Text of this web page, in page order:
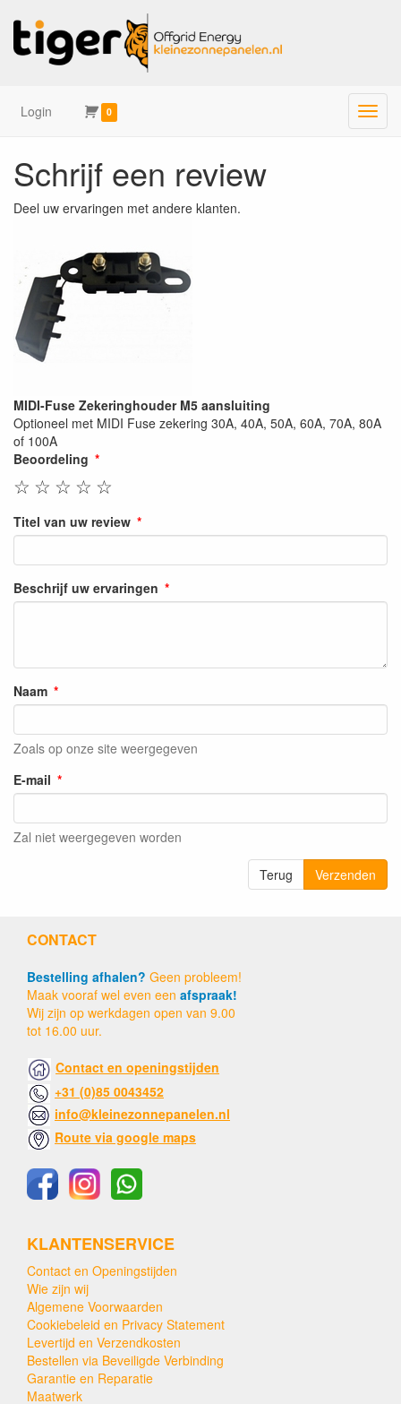
Login 0 Menu
Schrijf een review
Deel uw ervaringen met andere klanten.
MIDI-Fuse Zekeringhouder M5 aansluiting
Optioneel met MIDI Fuse zekering 30A, 40A, 50A, 60A, 70A, 80A
of 100A
Beoordeling
☆
☆
☆
☆
☆
Titel van uw review
Beschrijf uw ervaringen
Naam
Zoals op onze site weergegeven
E-mail
Zal niet weergegeven worden
Terug Verzenden
CONTACT
Bestelling afhalen? Geen probleem!
Maak vooraf wel even een afspraak!
Wij zijn op werkdagen open van 9.00
tot 16.00 uur.
Contact en openingstijden
+31 (0)85 0043452
info@kleinezonnepanelen.nl
Route via google maps
KLANTENSERVICE
Contact en Openingstijden
Wie zijn wij
Algemene Voorwaarden
Cookiebeleid en Privacy Statement
Levertijd en Verzendkosten
Bestellen via Beveiligde Verbinding
Garantie en Reparatie
Maatwerk